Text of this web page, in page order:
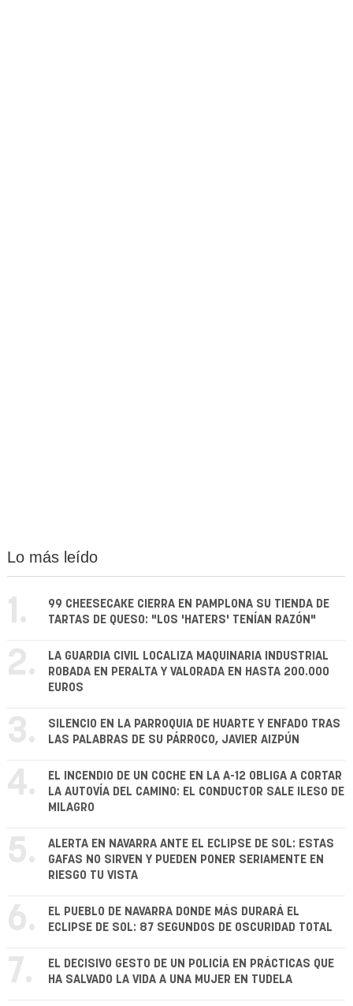
Lo más leído
1.
99 CHEESECAKE CIERRA EN PAMPLONA SU TIENDA DE
TARTAS DE QUESO: "LOS 'HATERS' TENÍAN RAZÓN"
2.
LA GUARDIA CIVIL LOCALIZA MAQUINARIA INDUSTRIAL
ROBADA EN PERALTA Y VALORADA EN HASTA 200.000
EUROS
3.
SILENCIO EN LA PARROQUIA DE HUARTE Y ENFADO TRAS
LAS PALABRAS DE SU PÁRROCO, JAVIER AIZPÚN
4.
EL INCENDIO DE UN COCHE EN LA A-12 OBLIGA A CORTAR
LA AUTOVÍA DEL CAMINO: EL CONDUCTOR SALE ILESO DE
MILAGRO
5.
ALERTA EN NAVARRA ANTE EL ECLIPSE DE SOL: ESTAS
GAFAS NO SIRVEN Y PUEDEN PONER SERIAMENTE EN
RIESGO TU VISTA
6.
EL PUEBLO DE NAVARRA DONDE MÁS DURARÁ EL
ECLIPSE DE SOL: 87 SEGUNDOS DE OSCURIDAD TOTAL
7.
EL DECISIVO GESTO DE UN POLICÍA EN PRÁCTICAS QUE
HA SALVADO LA VIDA A UNA MUJER EN TUDELA